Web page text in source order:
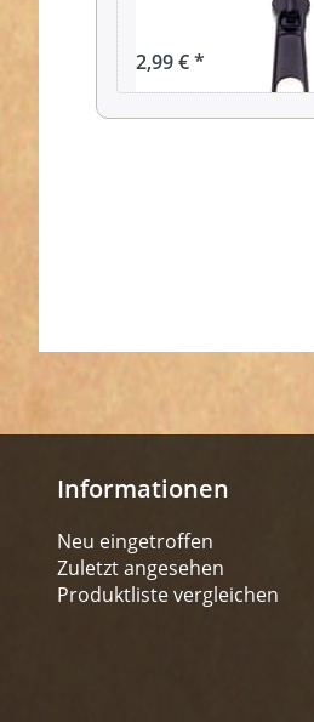
2,99 € *
Informationen
Neu eingetroffen
Zuletzt angesehen
Produktliste vergleichen